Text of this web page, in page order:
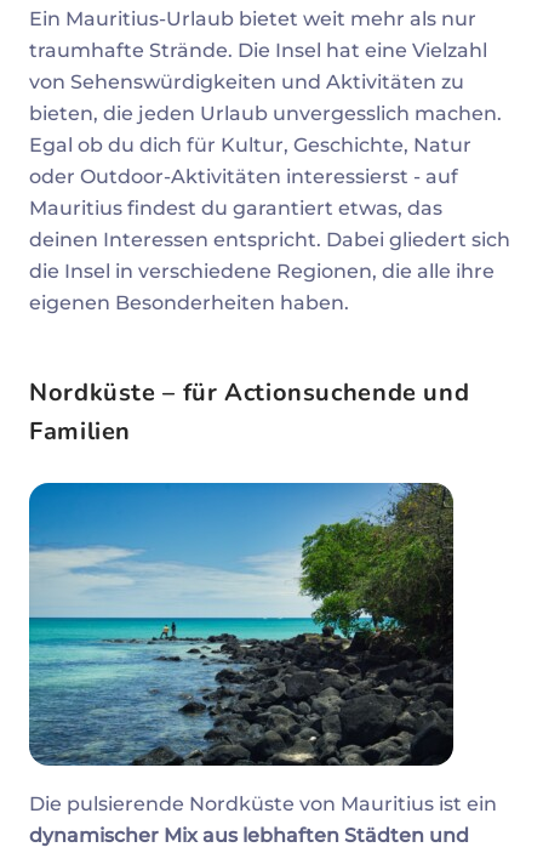
Ein Mauritius-Urlaub bietet weit mehr als nur
traumhafte Strände. Die Insel hat eine Vielzahl
von Sehenswürdigkeiten und Aktivitäten zu
bieten, die jeden Urlaub unvergesslich machen.
Egal ob du dich für Kultur, Geschichte, Natur
oder Outdoor-Aktivitäten interessierst - auf
Mauritius findest du garantiert etwas, das
deinen Interessen entspricht. Dabei gliedert sich
die Insel in verschiedene Regionen, die alle ihre
eigenen Besonderheiten haben.
Nordküste – für Actionsuchende und
Familien
Die pulsierende Nordküste von Mauritius ist ein
dynamischer Mix aus lebhaften Städten und